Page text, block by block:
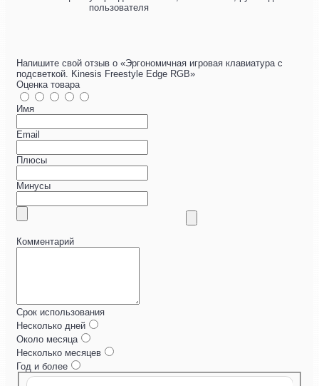
пользователя
Напишите свой отзыв о «Эргономичная игровая клавиатура с
подсветкой. Kinesis Freestyle Edge RGB»
Оценка товара
Имя
Email
Плюсы
Минусы
Комментарий
Срок использования
Несколько дней
Около месяца
Несколько месяцев
Год и более